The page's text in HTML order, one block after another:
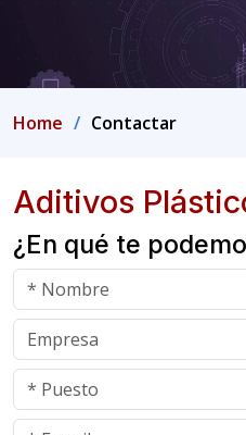
Home Contactar
Aditivos
¿En qué te